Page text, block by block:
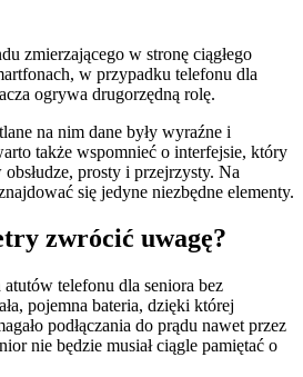
zmierzającego w stronę ciągłego
w przypadku telefonu dla
ogrywa drugorzędną rolę.
na nim dane były wyraźne i
także wspomnieć o interfejsie, który
prosty i przejrzysty. Na
się jedyne niezbędne elementy.
zwrócić uwagę?
telefonu dla seniora bez
pojemna bateria, dzięki której
podłączania do prądu nawet przez
nie będzie musiał ciągle pamiętać o